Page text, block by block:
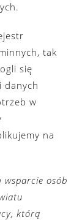
tak
się
danych
w
na
wsparcie osób
którą